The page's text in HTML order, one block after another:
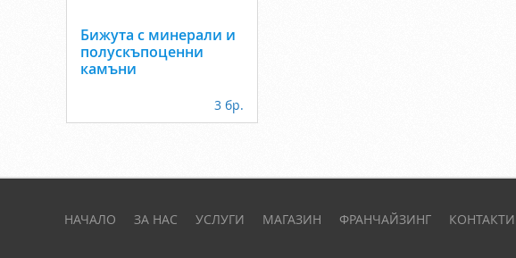
Бижута с минерали и
полускъпоценни
камъни
3 бр.
НАЧАЛО ЗА НАС УСЛУГИ МАГАЗИН ФРАНЧАЙЗИНГ КОНТАКТИ